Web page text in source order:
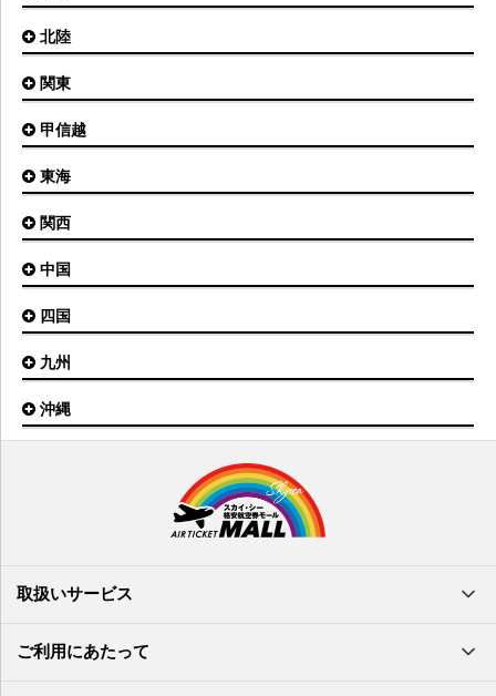
旭川空港
オホーツク紋別空港
釧路空港
稚内空港
とかち帯広空港
根室中標津空港
奥尻空港
利尻空港
仙台空港
青森空港
三沢空港
福島空港
大館能代空港
庄内空港
山形空港
北陸
小松空港
能登空港
関東
東京(羽田)空港
茨城空港
八丈島空港
甲信越
新潟空港
東海
名古屋(中部)空港
静岡空港
関西
大阪(伊丹)空港
神戸空港
南紀白浜空港
但馬空港
中国
広島空港
山口宇部空港
出雲空港
米子空港
四国
松山空港
徳島空港
九州
福岡空港
鹿児島空港
北九州空港
奄美大島空港
沖縄
南大東空港
多良間空港
取扱いサービス
ご利用にあたって